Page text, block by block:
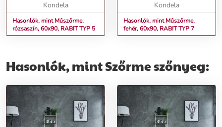
Kondela
Hasonlók, mint Műszőrme,
rózsaszín, 60x90, RABIT TYP 5
Kondela
Hasonlók, mint Műszőrme,
fehér, 60x90, RABIT TYP 7
Hasonlók, mint Szőrme szőnyeg: